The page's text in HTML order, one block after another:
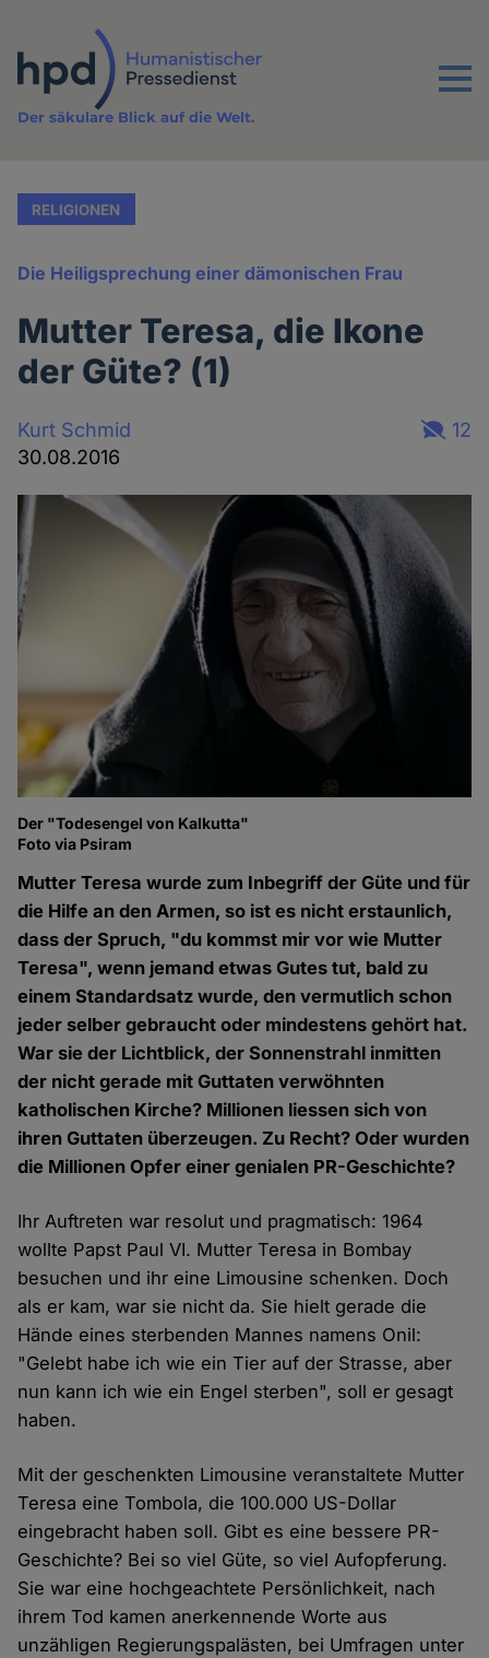
Inhalt
Menu
Der säkulare Blick auf die Welt.
RELIGIONEN
Die Heiligsprechung einer dämonischen Frau
Mutter Teresa, die Ikone
der Güte? (1)
Kurt Schmid
30.08.2016
12
Der "Todesengel von Kalkutta"
Foto via Psiram
Mutter Teresa wurde zum Inbegriff der Güte und für
die Hilfe an den Armen, so ist es nicht erstaunlich,
dass der Spruch, "du kommst mir vor wie Mutter
Teresa", wenn jemand etwas Gutes tut, bald zu
einem Standardsatz wurde, den vermutlich schon
jeder selber gebraucht oder mindestens gehört hat.
War sie der Lichtblick, der Sonnenstrahl inmitten
der nicht gerade mit Guttaten verwöhnten
katholischen Kirche? Millionen liessen sich von
ihren Guttaten überzeugen. Zu Recht? Oder wurden
die Millionen Opfer einer genialen PR-Geschichte?
Ihr Auftreten war resolut und pragmatisch: 1964
wollte Papst Paul VI. Mutter Teresa in Bombay
besuchen und ihr eine Limousine schenken. Doch
als er kam, war sie nicht da. Sie hielt gerade die
Hände eines sterbenden Mannes namens Onil:
"Gelebt habe ich wie ein Tier auf der Strasse, aber
nun kann ich wie ein Engel sterben", soll er gesagt
haben.
Mit der geschenkten Limousine veranstaltete Mutter
Teresa eine Tombola, die 100.000 US-Dollar
eingebracht haben soll. Gibt es eine bessere PR-
Geschichte? Bei so viel Güte, so viel Aufopferung.
Sie war eine hochgeachtete Persönlichkeit, nach
ihrem Tod kamen anerkennende Worte aus
unzähligen Regierungspalästen, bei Umfragen unter